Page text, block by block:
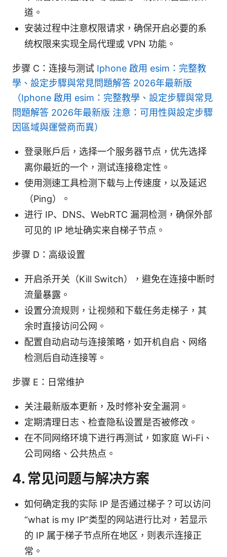
道。
安装过程中注意权限请求，确保开启必要的系
统权限来实现全局代理或 VPN 功能。
步骤 C：连接与测试 Iphone 啟用 esim：完整教
學、設定步驟與常見問題解答 2026年最新版
（Iphone 啟用 esim：完整教學、設定步驟與常見
問題解答 2026年最新版 注意：可用性與設定步驟
因區域與運營商而異）
登录账户后，选择一个服务器节点，优先选择
离你最近的一个，测试连接稳定性。
使用测速工具检测下载与上传速度，以及延迟
（Ping）。
进行 IP、DNS、WebRTC 漏洞检测，确保外部
可见的 IP 地址确实来自梯子节点。
步骤 D：高级设置
开启杀开关（Kill Switch），避免在连接中断时
流量暴露。
设置分流规则，让视频和下载任务走梯子，其
余时直接访问公网。
配置自动启动与连接策略，如开机自启、网络
检测后自动连接等。
步骤 E：日常维护
关注最新版本更新，及时修补安全漏洞。
定期清理日志、检查隐私设置是否被修改。
在不同网络环境下进行再测试，如家庭 Wi‑Fi、
公司网络、公共热点。
4. 常见问题与解决方案
如何确定我的实际 IP 是否通过梯子？可以访问
“what is my IP”类型的网站进行比对，若显示
的 IP 属于梯子节点所在地区，则表示连接正
常。